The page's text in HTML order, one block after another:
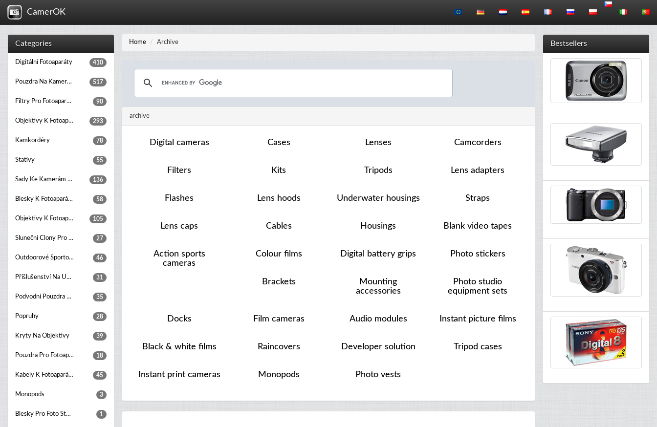
CamerOK
Home Archive
archive
Digital cameras Cases Lenses Camcorders
Filters Kits Tripods Lens adapters
Flashes Lens hoods Underwater housings Straps
Lens caps Cables Housings Blank video tapes
Action sports
cameras
Colour films Digital battery grips Photo stickers
Brackets
Mounting
accessories
Photo studio
equipment sets
Docks Film cameras Audio modules Instant picture films
Black & white films Raincovers Developer solution Tripod cases
Instant print cameras Monopods Photo vests
Categories
Digitální Fotoaparáty 410
Pouzdra Na Kamery A Fotoaparáty 517
Filtry Pro Fotoaparáty 90
Objektivy K Fotoaparátům 293
Kamkordéry 78
Stativy 55
Sady Ke Kamerám A Fotoaparátům 136
Blesky K Fotoaparátům 58
Objektivy K Fotoaparátům 105
Sluneční Clony Pro Objektivy 27
Outdoorové Sportovní Kamery 46
Příšlušenství Na Upevňování Kamer 31
Podvodní Pouzdra Pro Fotoaparáty 35
Popruhy 28
Kryty Na Objektivy 39
Pouzdra Pro Fotoaparáty 18
Kabely K Fotoaparátům 45
Monopods 3
Blesky Pro Foto Studia 1
Bestsellers